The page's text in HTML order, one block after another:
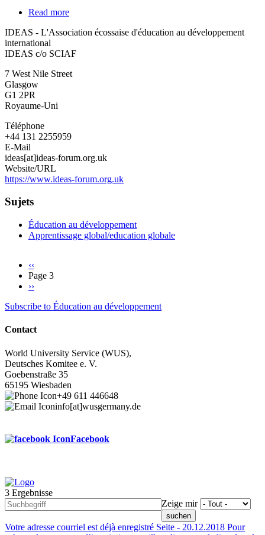
Read more
-
écossaise
au
IDEAS - L'Association écossaise d'éducation au développement
international
IDEAS c/o SCIAF
7 West Nile Street
Glasgow
G1 2PR
Royaume-Uni
Téléphone
+44 131 2255959
E-Mail
ideas[at]ideas-forum.org.uk
Website/URL
https://www.ideas-forum.org.uk
Sujets
Éducation au développement
Apprentissage global/education globale
Pagination
Previous
page
‹‹
Page 3
Next
››
Subscribe to Éducation au développement
Contact
World University Service (WUS),
Deutsches Komitee e. V.
Goebenstraße 35
65195 Wiesbaden
+49 611 446648
info[at]wusgermany.de
Facebook
Footer
menu
3 Ergebnisse
Zeige mir
Votre adresse courriel est déjà enregistré Seite - 20.12.2018 Pour